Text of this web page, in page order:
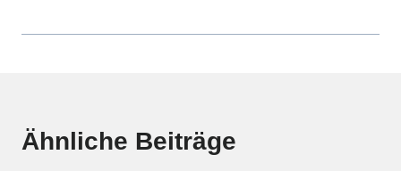
Ähnliche Beiträge